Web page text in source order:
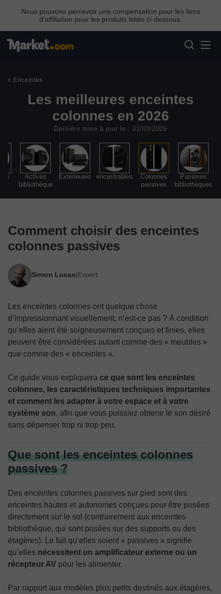
Nous pouvons percevoir une compensation pour les liens
d'affiliation pour les produits listés ci-dessous.
Enceintes
Les meilleures enceintes
colonnes en 2026
Dernière mise à jour le : 31/03/2026
Actives
bibliothèque
Extérieures encastrables
Colonnes
passives
Passives
bibliothèques
Comment choisir des enceintes
colonnes passives
Simon Lucas|Expert
Les enceintes colonnes ont quelque chose
d’impressionnant visuellement, n’est-ce pas ? À condition
qu’elles aient été soigneusement conçues et finies, elles
peuvent être considérées autant comme des « meubles »
que comme des « enceintes ».
Ce guide vous expliquera ce que sont les enceintes
colonnes, les caractéristiques techniques importantes
et comment les adapter à votre espace et à votre
système son, afin que vous puissiez obtenir le son désiré
sans dépenser trop ni trop peu.
Que sont les enceintes colonnes
passives ?
Des enceintes colonnes passives sur pied sont des
enceintes hautes et autonomes conçues pour être posées
directement sur le sol (contrairement aux enceintes
bibliothèque, qui sont posées sur des supports ou des
étagères). Le fait qu’elles soient « passives » signifie
qu’elles nécessitent un amplificateur externe ou un
récepteur AV pour les alimenter.
Par rapport aux modèles plus petits destinés aux étagères,